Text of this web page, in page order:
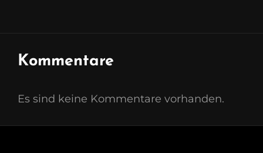
Kommentare
Es sind keine Kommentare vorhanden.